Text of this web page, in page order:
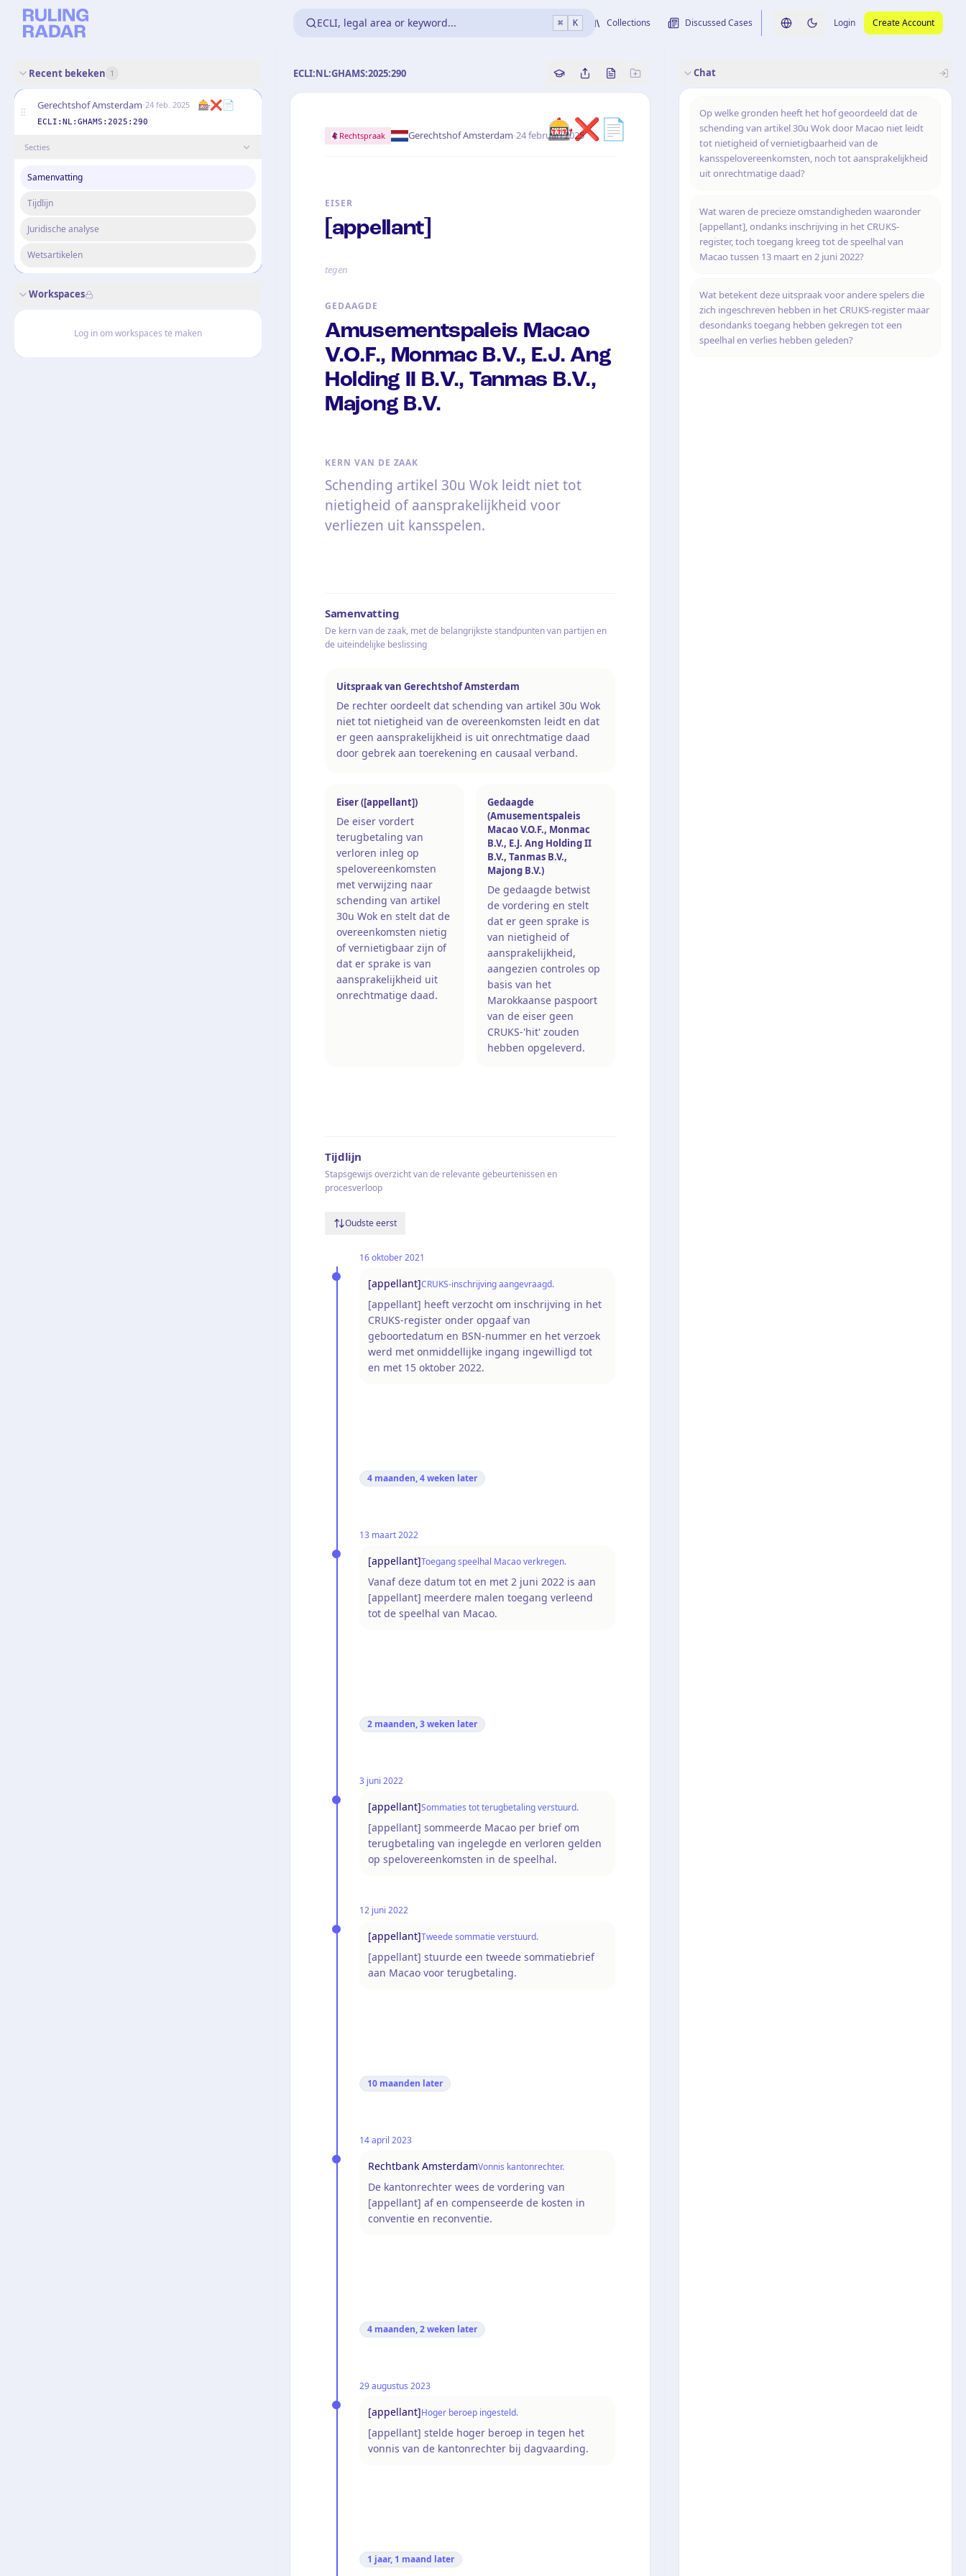
ECLI, legal area or keyword... ⌘ K Collections Discussed Cases Switch language
Switch to dark theme
Login Create Account
Recent bekeken 1
Gerechtshof Amsterdam·24 feb. 2025 🎰❌📄
ECLI:NL:GHAMS:2025:290
Secties
Samenvatting
Tijdlijn
Juridische analyse
Wetsartikelen
Workspaces
Log in om workspaces te maken
ECLI:NL:GHAMS:2025:290 Copy source reference
Share this analysis
Bekijk originele uitspraak
🎰❌📄
Rechtspraak Gerechtshof Amsterdam·24 februari 2025
EISER
[appellant]
tegen
GEDAAGDE
Amusementspaleis Macao
V.O.F., Monmac B.V., E.J. Ang
Holding II B.V., Tanmas B.V.,
Majong B.V.
KERN VAN DE ZAAK
Schending artikel 30u Wok leidt niet tot
nietigheid of aansprakelijkheid voor
verliezen uit kansspelen.
Samenvatting
De kern van de zaak, met de belangrijkste standpunten van partijen en
de uiteindelijke beslissing
Uitspraak van Gerechtshof Amsterdam
De rechter oordeelt dat schending van artikel 30u Wok
niet tot nietigheid van de overeenkomsten leidt en dat
er geen aansprakelijkheid is uit onrechtmatige daad
door gebrek aan toerekening en causaal verband.
Eiser ([appellant])
De eiser vordert
terugbetaling van
verloren inleg op
spelovereenkomsten
met verwijzing naar
schending van artikel
30u Wok en stelt dat de
overeenkomsten nietig
of vernietigbaar zijn of
dat er sprake is van
aansprakelijkheid uit
onrechtmatige daad.
Gedaagde
(Amusementspaleis
Macao V.O.F., Monmac
B.V., E.J. Ang Holding II
B.V., Tanmas B.V.,
Majong B.V.)
De gedaagde betwist
de vordering en stelt
dat er geen sprake is
van nietigheid of
aansprakelijkheid,
aangezien controles op
basis van het
Marokkaanse paspoort
van de eiser geen
CRUKS-'hit' zouden
hebben opgeleverd.
Tijdlijn
Stapsgewijs overzicht van de relevante gebeurtenissen en
procesverloop
Oudste eerst
16 oktober 2021
[appellant]CRUKS-inschrijving aangevraagd.
[appellant] heeft verzocht om inschrijving in het
CRUKS-register onder opgaaf van
geboortedatum en BSN-nummer en het verzoek
werd met onmiddellijke ingang ingewilligd tot
en met 15 oktober 2022.
4 maanden, 4 weken later
13 maart 2022
[appellant]Toegang speelhal Macao verkregen.
Vanaf deze datum tot en met 2 juni 2022 is aan
[appellant] meerdere malen toegang verleend
tot de speelhal van Macao.
2 maanden, 3 weken later
3 juni 2022
[appellant]Sommaties tot terugbetaling verstuurd.
[appellant] sommeerde Macao per brief om
terugbetaling van ingelegde en verloren gelden
op spelovereenkomsten in de speelhal.
12 juni 2022
[appellant]Tweede sommatie verstuurd.
[appellant] stuurde een tweede sommatiebrief
aan Macao voor terugbetaling.
10 maanden later
14 april 2023
Rechtbank AmsterdamVonnis kantonrechter.
De kantonrechter wees de vordering van
[appellant] af en compenseerde de kosten in
conventie en reconventie.
4 maanden, 2 weken later
29 augustus 2023
[appellant]Hoger beroep ingesteld.
[appellant] stelde hoger beroep in tegen het
vonnis van de kantonrechter bij dagvaarding.
1 jaar, 1 maand later
Chat
Op welke gronden heeft het hof geoordeeld dat de
schending van artikel 30u Wok door Macao niet leidt
tot nietigheid of vernietigbaarheid van de
kansspelovereenkomsten, noch tot aansprakelijkheid
uit onrechtmatige daad?
Wat waren de precieze omstandigheden waaronder
[appellant], ondanks inschrijving in het CRUKS-
register, toch toegang kreeg tot de speelhal van
Macao tussen 13 maart en 2 juni 2022?
Wat betekent deze uitspraak voor andere spelers die
zich ingeschreven hebben in het CRUKS-register maar
desondanks toegang hebben gekregen tot een
speelhal en verlies hebben geleden?